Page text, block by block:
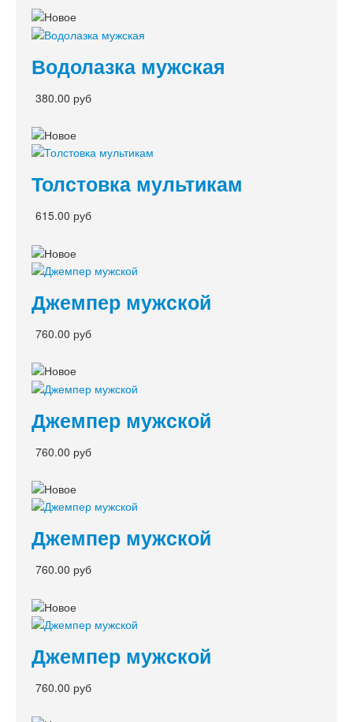
Водолазка мужская
380.00 руб
Толстовка мультикам
615.00 руб
Джемпер мужской
760.00 руб
Джемпер мужской
760.00 руб
Джемпер мужской
760.00 руб
Джемпер мужской
760.00 руб